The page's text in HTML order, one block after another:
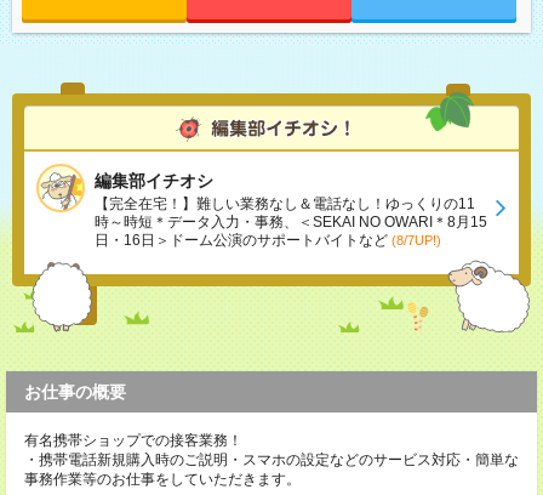
編集部イチオシ
【完全在宅！】難しい業務なし＆電話なし！ゆっくりの11
時～時短＊データ入力・事務、＜SEKAI NO OWARI＊8月15
日・16日＞ドーム公演のサポートバイトなど (8/7UP!)
お仕事の概要
有名携帯ショップでの接客業務！
・携帯電話新規購入時のご説明・スマホの設定などのサービス対応・簡単な
事務作業等のお仕事をしていただきます。